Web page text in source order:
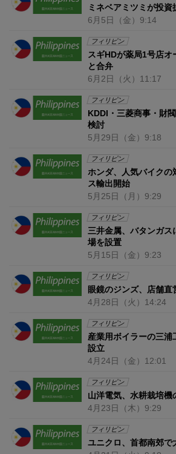
ミネベアミツミが投
6月5日 （金） 9:14
フィリピン
スギHDが薬局1号店オ
と合弁
6月2日 （火） 11:17
フィリピン
KDDI・三菱商事・財
検討
5月29日 （金） 9:18
フィリピン
ホンダ、人気バイクの
ス輸出開始
5月25日 （月） 9:29
フィリピン
三井金属、バタンガス
場を設置
5月15日 （金） 9:23
フィリピン
眼鏡のジンズ、店舗
4月28日 （火） 14:24
フィリピン
産業用ボイラーの三浦
設立
4月24日 （金） 12:01
フィリピン
山洋電気、水耕栽培機
4月23日 （木） 9:29
フィリピン
ユニクロ、首都南郊で